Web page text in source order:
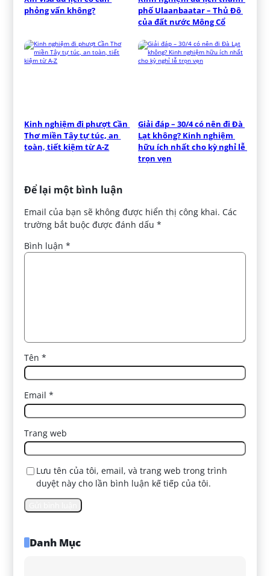
phỏng vấn không?
phố Ulaanbaatar – Thủ Đô
của đất nước Mông Cổ
Kinh nghiệm đi phượt Cần
Thơ miền Tây tự túc, an
toàn, tiết kiệm từ A-Z
Giải đáp – 30/4 có nên đi Đà
Lạt không? Kinh nghiệm
hữu ích nhất cho kỳ nghỉ lễ
trọn vẹn
Để lại một bình luận
Email của bạn sẽ không được hiển thị công khai. Các
trường bắt buộc được đánh dấu*
Bình luận*
Tên*
Email*
Trang web
Lưu tên của tôi, email, và trang web trong trình
duyệt này cho lần bình luận kế tiếp của tôi.
Danh Mục